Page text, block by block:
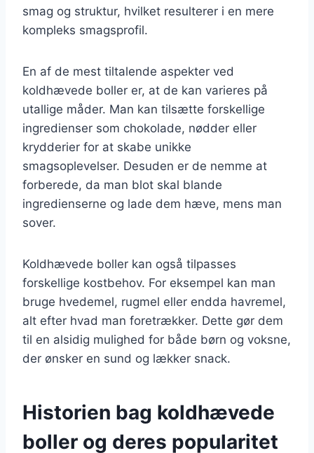
smag og struktur, hvilket resulterer i en mere
kompleks smagsprofil.
En af de mest tiltalende aspekter ved
koldhævede boller er, at de kan varieres på
utallige måder. Man kan tilsætte forskellige
ingredienser som chokolade, nødder eller
krydderier for at skabe unikke
smagsoplevelser. Desuden er de nemme at
forberede, da man blot skal blande
ingredienserne og lade dem hæve, mens man
sover.
Koldhævede boller kan også tilpasses
forskellige kostbehov. For eksempel kan man
bruge hvedemel, rugmel eller endda havremel,
alt efter hvad man foretrækker. Dette gør dem
til en alsidig mulighed for både børn og voksne,
der ønsker en sund og lækker snack.
Historien bag koldhævede
boller og deres popularitet